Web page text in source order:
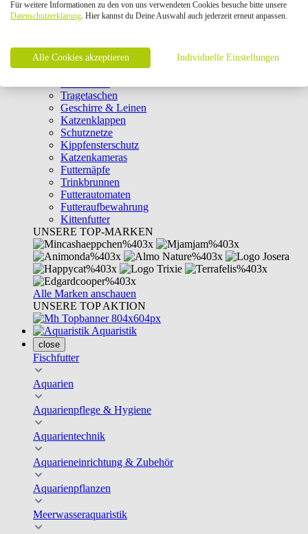
Intelligenzspielzeug
Laserpointer & Elektrospielzeug
Clicker & Target Sticks für Katzen
Weiteres Katzenspielzeug
Transportboxen
Tragetaschen
Geschirre & Leinen
Katzenklappen
Schutznetze
Kippfensterschutz
Katzenkameras
Futternäpfe
Trinkbrunnen
Futterautomaten
Futteraufbewahrung
Kittenfutter
UNSERE TOP-MARKEN
Alle Marken anschauen
UNSERE TOP AKTION
Aquaristik
close
Fischfutter
Aquarien
Aquarienpflege & Hygiene
Aquarientechnik
Aquarieneinrichtung & Zubehör
Aquarienpflanzen
Meerwasseraquaristik
Für weitere Informationen zu den von uns verwendeten Cookies besuche bitte unsere
Datenschutzerklärung. Hier kannst du Deine Auswahl auch jederzeit erneut anpassen.
Alle Cookies akzeptieren Individuelle Einstellungen